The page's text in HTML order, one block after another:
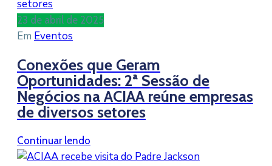
23 de abril de 2025
Em Eventos
Conexões que Geram
Oportunidades: 2ª Sessão de
Negócios na ACIAA reúne empresas
de diversos setores
Continuar lendo